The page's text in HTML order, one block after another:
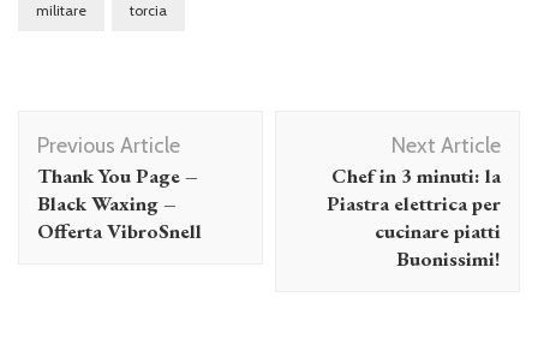
militare torcia
Previous Article
Thank You Page –
Black Waxing –
Offerta VibroSnell
Next Article
Chef in 3 minuti: la
Piastra elettrica per
cucinare piatti
Buonissimi!